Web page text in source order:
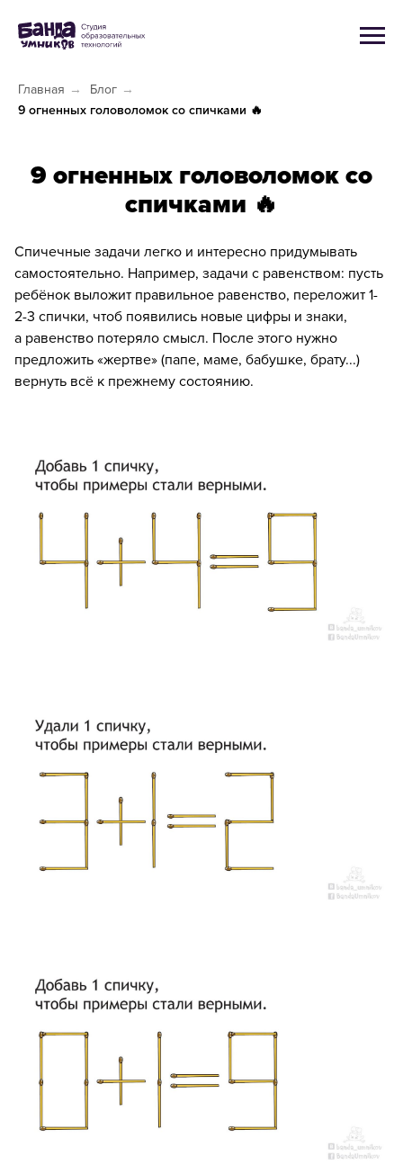
Главная → Блог →
9 огненных головоломок со спичками 🔥
9 огненных головоломок со
спичками 🔥
Спичечные задачи легко и интересно придумывать
самостоятельно. Например, задачи с равенством: пусть
ребёнок выложит правильное равенство, переложит 1-
2-3 спички, чтоб появились новые цифры и знаки,
а равенство потеряло смысл. После этого нужно
предложить «жертве» (папе, маме, бабушке, брату...)
вернуть всё к прежнему состоянию.